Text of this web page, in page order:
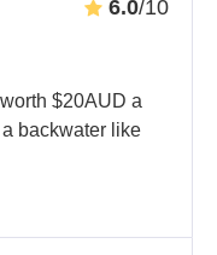
6.0/10
$20AUD a
backwater like